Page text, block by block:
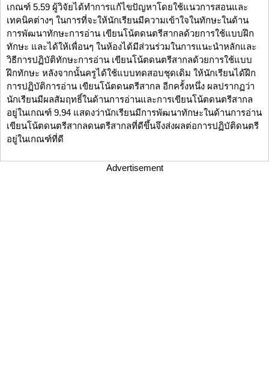
เกณฑ์ 5.59 ผู้วิจัยได้ทำการแก้ไขปัญหาโดยใช้แนวการสอนและ
เทคนิคต่างๆ ในการที่จะให้นักเรียนมีความเข้าใจในทักษะในด้าน
การพัฒนาทักษะการอ่าน เขียนโน้ตดนตรีสากลด้วยการใช้แบบฝึก
ทักษะ และได้ให้เพื่อนๆ ในห้องได้มีส่วนร่วมในการแนะนำหลักและ
วิธีการปฏิบัติทักษะการอ่าน เขียนโน้ตดนตรีสากลด้วยการใช้แบบ
ฝึกทักษะ หลังจากนั้นครูได้ใช้แบบทดสอบชุดเดิม ให้นักเรียนได้ฝึก
การปฏิบัติการอ่าน เขียนโน้ตดนตรีสากล อีกครั้งหนึ่ง ผลปรากฏว่า
นักเรียนมีผลสัมฤทธิ์ในด้านการอ่านและการเขียนโน้ตดนตรีสากล
อยู่ในเกณฑ์ 9.94 แสดงว่านักเรียนมีการพัฒนาทักษะในด้านการอ่าน
เขียนโน้ตดนตรีสากลดนตรีสากลที่ดีขึ้นจึงส่งผลต่อการปฏิบัติดนตรี
อยู่ในเกณฑ์ที่ดี
Advertisement